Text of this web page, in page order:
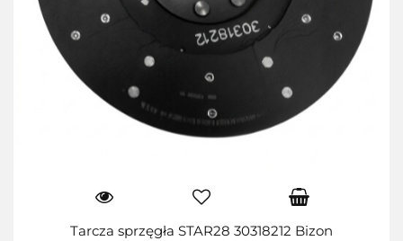
Tarcza sprzęgła STAR28 30318212 Bizon